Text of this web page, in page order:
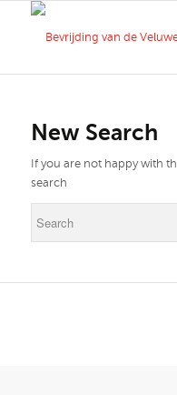
New Search
If you are not happy with
search